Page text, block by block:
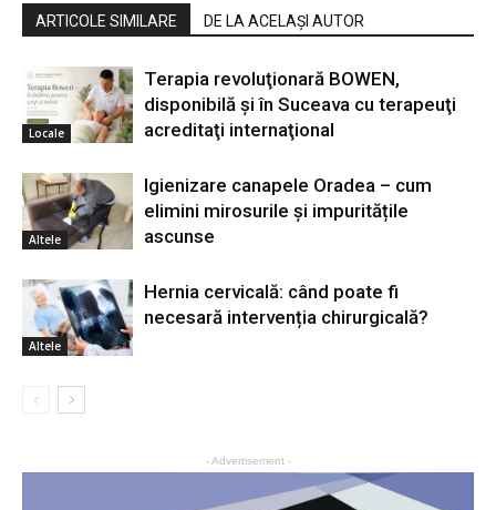
ARTICOLE SIMILARE DE LA ACELAȘI AUTOR
Locale
Terapia revoluţionară BOWEN,
disponibilă şi în Suceava cu terapeuţi
acreditaţi internaţional
Altele
Igienizare canapele Oradea – cum
elimini mirosurile și impuritățile
ascunse
Altele
Hernia cervicală: când poate fi
necesară intervenția chirurgicală?
- Advertisement -